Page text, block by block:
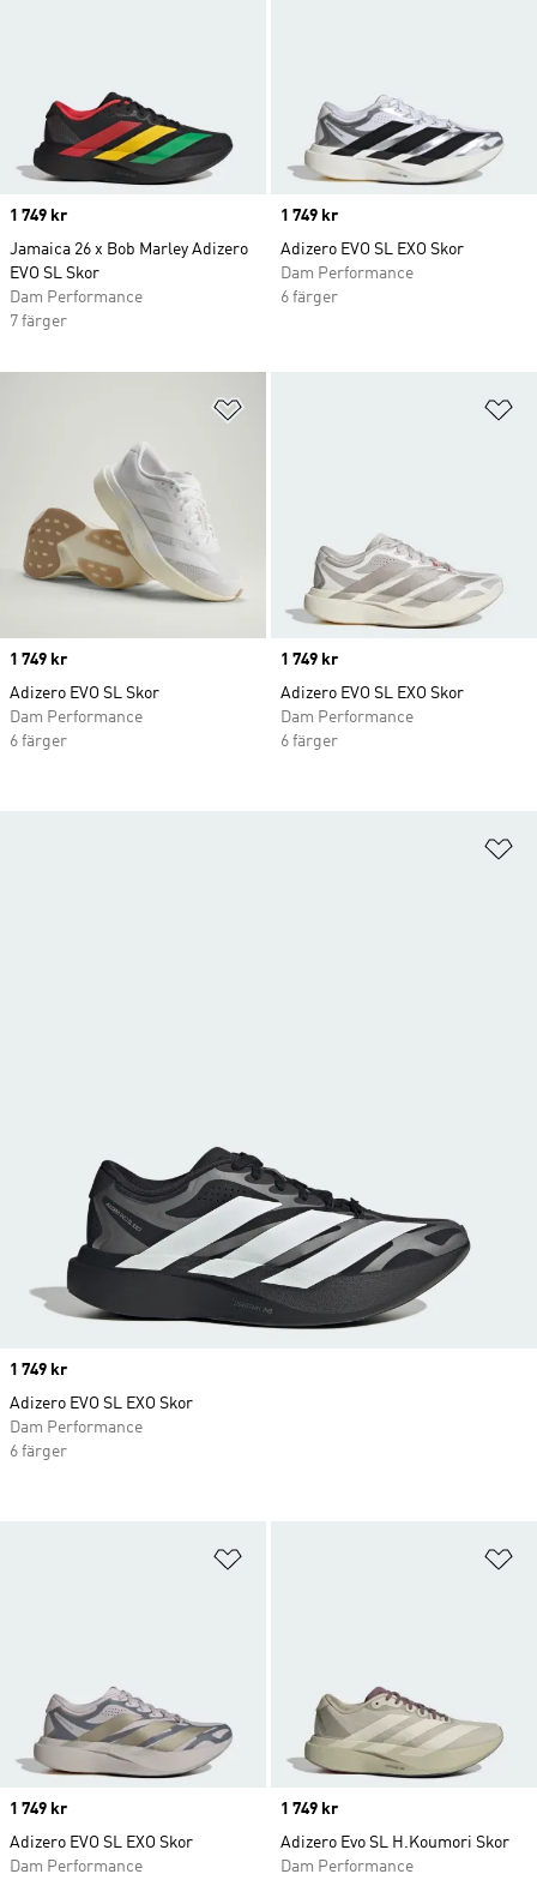
Price
1 749 kr
Jamaica 26 x Bob Marley Adizero
EVO SL Skor
Dam Performance
7 färger
Price
1 749 kr
Adizero EVO SL EXO Skor
Dam Performance
6 färger
Price
1 749 kr
Adizero EVO SL Skor
Dam Performance
6 färger
Price
1 749 kr
Adizero EVO SL EXO Skor
Dam Performance
6 färger
Price
1 749 kr
Adizero EVO SL EXO Skor
Dam Performance
Price
1 749 kr
Adizero Evo SL H.Koumori Skor
Dam Performance
Price
1 749 kr
Adizero EVO SL EXO Skor
Dam Performance
6 färger